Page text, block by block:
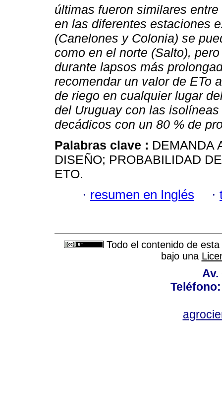
últimas fueron similares
en las diferentes estaciones
(Canelones y Colonia) se
como en el norte (Salto),
durante lapsos más
recomendar un valor de ETo
de riego en cualquier lugar
del Uruguay con las
decádicos con un 80 % de
Palabras clave : DEMANDA
DISEÑO; PROBABILIDAD
ETO.
· resumen en Inglés ·
Todo el contenido de
bajo una
Av.